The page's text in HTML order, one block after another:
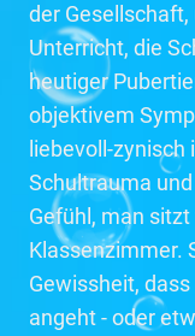
der
Unterricht, die
heutiger
objektivem
liebevoll-
Schultrauma
Gefühl, man
Klassenzimmer.
Gewissheit,
angeht - oder